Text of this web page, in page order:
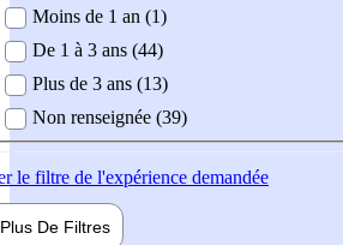
demandée
Moins de 1 an (1)
De 1 à 3 ans (44)
Plus de 3 ans (13)
Non renseignée (39)
le filtre de l'expérience demandée
Plus De Filtres